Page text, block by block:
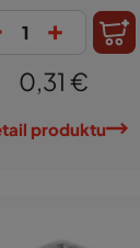
+
0,31 €
produktu